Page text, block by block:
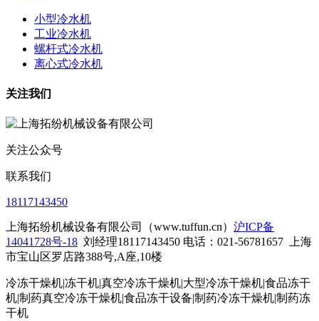
小型冷水机
工业冷水机
螺杆式冷水机
离心式冷水机
关注我们
关注公众号
联系我们
18117143450
上海拓纷机械设备有限公司（www.tuffun.cn） 沪ICP备
14041728号-18 刘经理18117143450 电话：021-56781657
上海
市宝山区罗店路388号,A座,10楼
冷冻干燥机|冻干机|真空冷冻干燥机|大型冷冻干燥机|食品冻干
机|制药真空冷冻干燥机|食品冻干设备|制药冷冻干燥机|制药冻
干机